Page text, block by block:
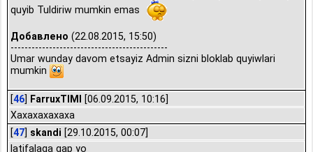
quyib Tuldiriw mumkin emas
Добавлено (22.08.2015, 15:50)
---------------------------------------------
Umar wunday davom etsayiz Admin sizni bloklab quyiwlari
mumkin
[46] FarruxTIMI
[06.09.2015, 10:16]
Xaxaxaxaxaxa
[47] skandi [29.10.2015, 00:07]
latifalaga gap yo